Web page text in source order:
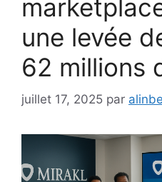
une levée
62 millions
juillet 17, 2025 par